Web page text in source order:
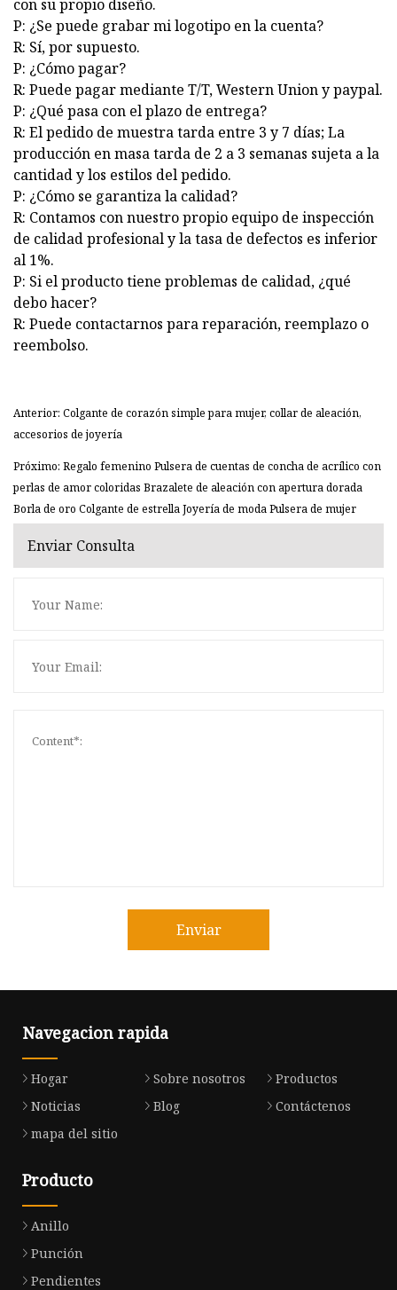
con su propio diseño.
P: ¿Se puede grabar mi logotipo en la cuenta?
R: Sí, por supuesto.
P: ¿Cómo pagar?
R: Puede pagar mediante T/T, Western Union y paypal.
P: ¿Qué pasa con el plazo de entrega?
R: El pedido de muestra tarda entre 3 y 7 días; La
producción en masa tarda de 2 a 3 semanas sujeta a la
cantidad y los estilos del pedido.
P: ¿Cómo se garantiza la calidad?
R: Contamos con nuestro propio equipo de inspección
de calidad profesional y la tasa de defectos es inferior
al 1%.
P: Si el producto tiene problemas de calidad, ¿qué
debo hacer?
R: Puede contactarnos para reparación, reemplazo o
reembolso.
Anterior: Colgante de corazón simple para mujer, collar de aleación,
accesorios de joyería
Próximo: Regalo femenino Pulsera de cuentas de concha de acrílico con
perlas de amor coloridas Brazalete de aleación con apertura dorada
Borla de oro Colgante de estrella Joyería de moda Pulsera de mujer
Enviar Consulta
Enviar
Navegacion rapida
Hogar Sobre nosotros
Productos
Noticias
Blog
Contáctenos
mapa del sitio
Producto
Anillo
Punción
Pendientes